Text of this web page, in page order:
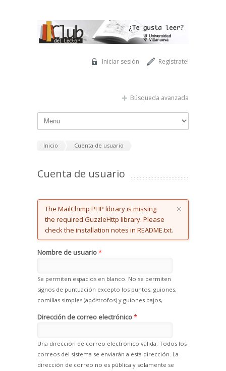
Regístrate!
Iniciar sesión
Búsqueda avanzada
Inicio Cuenta de usuario
Cuenta de usuario
Error message
The MailChimp PHP library is missing
the required GuzzleHttp library. Please
check the installation notes in README.txt.
Nombre de usuario*
Se permiten espacios en blanco. No se permiten
signos de puntuación excepto los puntos, guiones,
comillas simples (apóstrofos) y guiones bajos,
Dirección de correo electrónico*
Una dirección de correo electrónico válida. Todos los
correos del sistema se enviarán a esta dirección. La
dirección de correo no es pública y solamente se